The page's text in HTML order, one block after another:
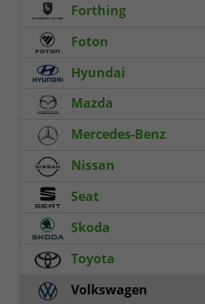
Forthing
Foton
Hyundai
Mazda
Mercedes-Benz
Nissan
Seat
Skoda
Toyota
Volkswagen